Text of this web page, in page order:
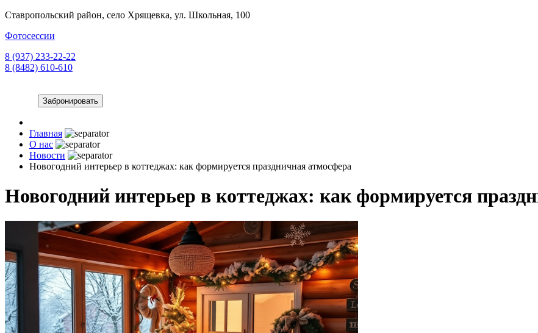
Ставропольский район, село Хрящевка, ул. Школьная, 100
Фотосессии
8 (937) 233-22-22
8 (8482) 610-610
Забронировать
Главная
О нас
Новости
Новогодний интерьер в коттеджах: как формируется праздничная атмосфера
Новогодний интерьер в коттеджах: как формируется